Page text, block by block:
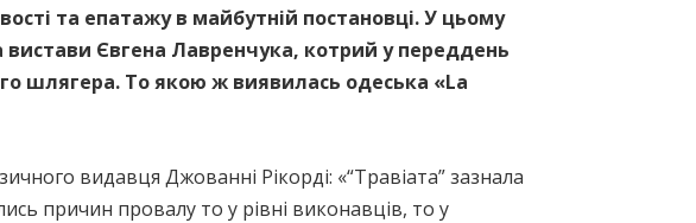
та епатажу в майбутній постановці. У цьому
вистави Євгена Лавренчука, котрий у переддень
шлягера. То якою ж виявилась одеська «La
видавця Джованні Рікорді: «“Травіата” зазнала
причин провалу то у рівні виконавців, то у